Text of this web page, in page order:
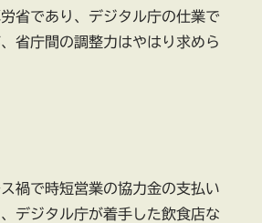
省であり、デジタル庁の仕業で
省庁間の調整力はやはり求めら
禍で時短営業の協力金の支払い
デジタル庁が着手した飲食店な